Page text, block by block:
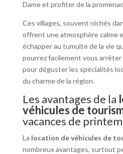
Dame et profiter de la
Ces villages, souvent nichés
offrent une atmosphère calme
échapper au tumulte de la vie
pourrez facilement vous
pour déguster les spécialités
du charme de la région.
Les avantages de la
véhicules de
vacances de
La location de véhicules de
nombreux avantages, surtout